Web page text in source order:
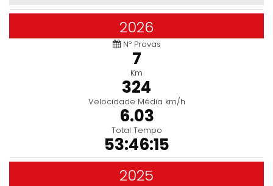
2026
Nº Provas
7
Km
324
Velocidade Média km/h
6.03
Total Tempo
53:46:15
2025